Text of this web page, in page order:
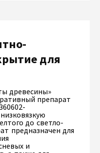
для
древесины»
препарат
до светло-
предназначен для
и